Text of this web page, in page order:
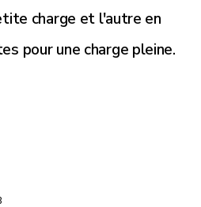
charge et l'autre en
pour une charge pleine.